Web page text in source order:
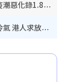
奪命寄生蟲｜食生菜狂瀉首現死者！疫潮惡化錄1.8萬宗病例 揭洗菜3大謬誤
內地客歎港人唔識老！揭港鐵保鮮級冷氣 港人求放過：咪投訴